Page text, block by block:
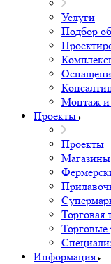
Услуги
Подбор
Монтаж и
Проекты
Проекты
Торговая
Информация